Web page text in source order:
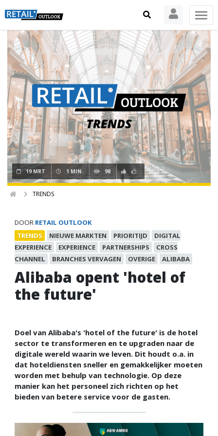
19 MRT 1 MIN. 98
TRENDS
DOOR RETAIL OUTLOOK
TRENDS
NIEUWE MARKTEN PRIORITIJD
DIGITAL
EXPERIENCE
EXPERIENCE PARTNERSHIPS
CROSS
CHANNEL
BRANCHES VERVAGEN OVERIGE ALIBABA
Alibaba opent 'hotel of
the future'
Doel van Alibaba's 'hotel of the future' is de hotel
sector te transformeren en te upgraden naar de
digitale wereld waarin we leven. Dit houdt o.a. in
dat hoteldiensten sneller en gemakkelijker moeten
worden met behulp van technologie. Op deze
manier kan het personeel zich richten op het
bieden van betere service voor de gasten.